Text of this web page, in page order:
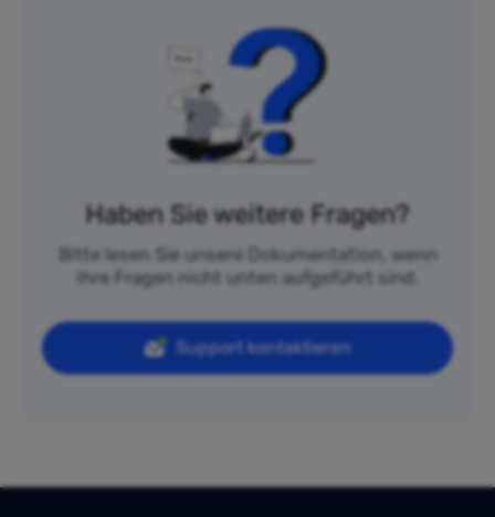
Haben Sie weitere Fragen?
Bitte lesen Sie unsere Dokumentation, wenn
Ihre Fragen nicht unten aufgeführt sind.
Support kontaktieren